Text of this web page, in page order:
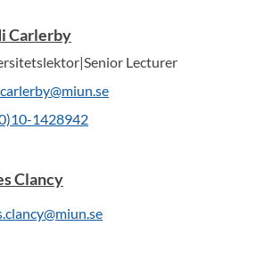
Carlerby
Lecturer
1428942
Clancy